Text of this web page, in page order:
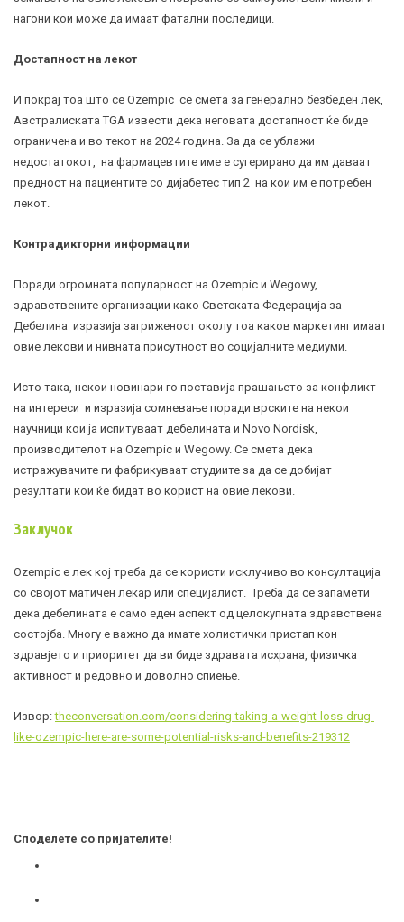
нагони кои може да имаат фатални последици.
Достапност на лекот
И покрај тоа што се Ozempic се смета за генерално безбеден лек,
Австралиската TGA извести дека неговата достапност ќе биде
ограничена и во текот на 2024 година. За да се ублажи
недостатокот, на фармацевтите име е сугерирано да им даваат
предност на пациентите со дијабетес тип 2 на кои им е потребен
лекот.
Контрадикторни информации
Поради огромната популарност на Оzempic и Wegowy,
здравствените организации како Светската Федерација за
Дебелина изразија загриженост околу тоа каков маркетинг имаат
овие лекови и нивната присутност во социјалните медиуми.
Исто така, некои новинари го поставија прашањето за конфликт
на интереси и изразија сомневање поради врските на некои
научници кои ја испитуваат дебелината и Novo Nordisk,
производителот на Ozempic и Wegowy. Се смета дека
истражувачите ги фабрикуваат студиите за да се добијат
резултати кои ќе бидат во корист на овие лекови.
Заклучок
Ozempic e лек кој треба да се користи исклучиво во консултација
со својот матичен лекар или специјалист. Треба да се запамети
дека дебелината е само еден аспект од целокупната здравствена
состојба. Многу е важно да имате холистички пристап кон
здравјето и приоритет да ви биде здравата исхрана, физичка
активност и редовно и доволно спиење.
Извор:theconversation.com/considering-taking-a-weight-loss-drug-
like-ozempic-here-are-some-potential-risks-and-benefits-219312
Споделете со пријателите!